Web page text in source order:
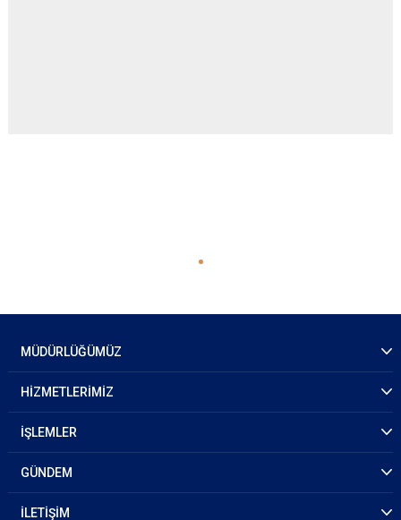
MÜDÜRLÜĞÜMÜZ
HİZMETLERİMİZ
İŞLEMLER
GÜNDEM
İLETİŞİM